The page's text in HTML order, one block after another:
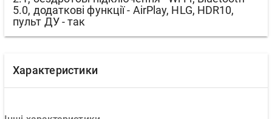
5.0, додаткові функції - AirPlay, HLG, HDR10,
пульт ДУ - так
Характеристики